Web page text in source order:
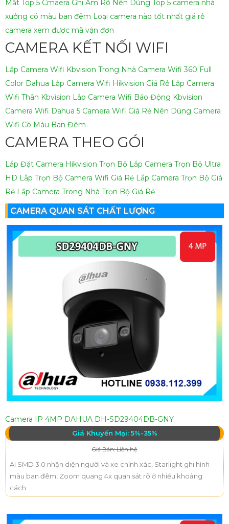
Mắt Top 5 Cmaera Ghi Âm Rõ Nên Dùng
Top 5 camera nhà
xưởng có màu ban đêm Loại camera nào tốt nhất giá rẻ
camera xem được mã vận đơn
CAMERA KẾT NỐI WIFI
Lắp Camera Wifi Kbvision Trong Nhà Camera Wifi 360 Full
Color Dahua Lắp Camera Wifi Hikvision Giá Rẻ Lắp Camera
Wifi Thân Kbvision Lắp Camera Wifi Báo Động Kbvision
Camera Wifi Dahua 5 Camera Wifi Giá Rẻ Nên Dùng Camera
Wifi Có Màu Ban Đêm
CAMERA THEO GÓI
Lắp Đặt Camera Hikvision Trọn Bộ Lắp Camera Trọn Bộ Ultra
HD Lắp Trọn Bộ Camera Wifi Giá Rẻ Lắp Camera Trọn Bộ Giá
Rẻ Lắp Camera Trong Nhà Trọn Bộ Giá Rẻ
CAMERA QUAN SÁT CHẤT LƯỢNG
Camera IP 4MP DAHUA DH-SD29404DB-GNY
Giá Khuyến Mại: 5%-35%
Giá Bán: Liên hệ
AI SMD 3.0 nhận diện người và xe chính xác, Starlight ghi hình
màu ban đêm, Zoom quang 4x quan sát rõ ở nhiều khoảng
cách